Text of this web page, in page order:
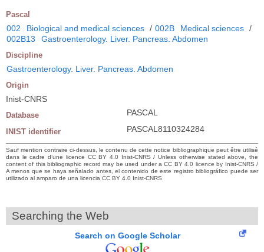
Pascal
002 Biological and medical sciences / 002B Medical sciences /
002B13
Gastroenterology. Liver. Pancreas. Abdomen
Discipline
Gastroenterology. Liver. Pancreas. Abdomen
Origin
Inist-CNRS
Database PASCAL
INIST identifier PASCAL8110324284
Sauf mention contraire ci-dessus, le contenu de cette notice bibliographique peut être utilisé
dans le cadre d’une licence CC BY 4.0 Inist-CNRS / Unless otherwise stated above, the
content of this bibliographic record may be used under a CC BY 4.0 licence by Inist-CNRS /
A menos que se haya señalado antes, el contenido de este registro bibliográfico puede ser
utilizado al amparo de una licencia CC BY 4.0 Inist-CNRS
Searching the Web
Search on Google Scholar